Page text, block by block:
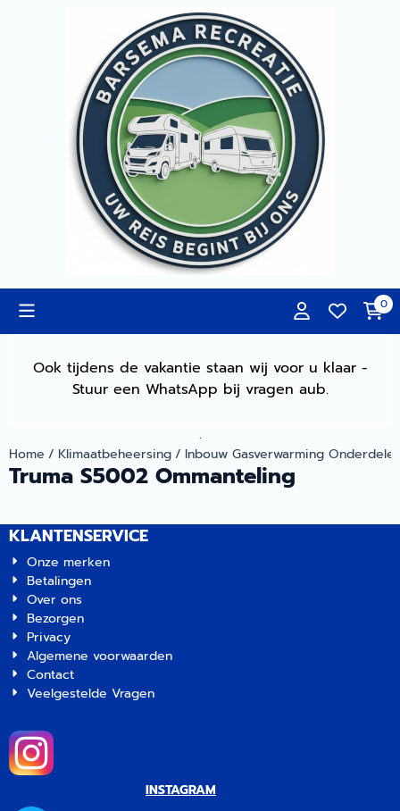
Cookievoorkeuren zijn momenteel gesloten.
0
Ook tijdens de vakantie staan wij voor u klaar -
Stuur een WhatsApp bij vragen aub.
.
Home / Klimaatbeheersing/ Inbouw Gasverwarming
Truma S5002 Ommanteling
KLANTENSERVICE
Onze merken
Betalingen
Over ons
Bezorgen
Privacy
Algemene voorwaarden
Contact
Veelgestelde Vragen
INSTAGRAM